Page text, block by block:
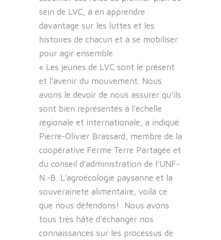
sein de LVC, à en apprendre
davantage sur les luttes et les
histoires de chacun et à se mobiliser
pour agir ensemble.
« Les jeunes de LVC sont le présent
et l’avenir du mouvement. Nous
avons le devoir de nous assurer qu’ils
sont bien représentés à l’échelle
régionale et internationale, a indiqué
Pierre-Olivier Brassard, membre de la
coopérative Ferme Terre Partagée et
du conseil d’administration de l’UNF-
N.-B. L’agroécologie paysanne et la
souveraineté alimentaire, voilà ce
que nous défendons! Nous avons
tous très hâte d’échanger nos
connaissances sur les processus de